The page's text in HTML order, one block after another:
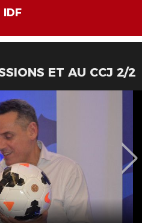
IDF
ET AU CCJ 2/2